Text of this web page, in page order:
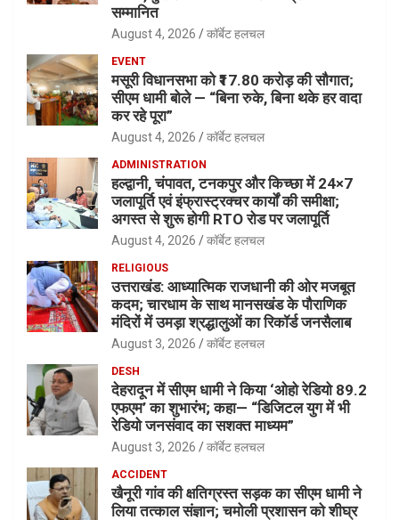
सम्मानित
August 4, 2026 कॉर्बेट हलचल
EVENT
मसूरी विधानसभा को ₹17.80 करोड़ की सौगात;
सीएम धामी बोले — “बिना रुके, बिना थके हर वादा
कर रहे पूरा”
August 4, 2026 कॉर्बेट हलचल
ADMINISTRATION
हल्द्वानी, चंपावत, टनकपुर और किच्छा में 24×7
जलापूर्ति एवं इंफ्रास्ट्रक्चर कार्यों की समीक्षा;
अगस्त से शुरू होगी RTO रोड पर जलापूर्ति
August 4, 2026 कॉर्बेट हलचल
RELIGIOUS
उत्तराखंड: आध्यात्मिक राजधानी की ओर मजबूत
कदम; चारधाम के साथ मानसखंड के पौराणिक
मंदिरों में उमड़ा श्रद्धालुओं का रिकॉर्ड जनसैलाब
August 3, 2026 कॉर्बेट हलचल
DESH
देहरादून में सीएम धामी ने किया ‘ओहो रेडियो 89.2
एफएम’ का शुभारंभ; कहा— “डिजिटल युग में भी
रेडियो जनसंवाद का सशक्त माध्यम”
August 3, 2026 कॉर्बेट हलचल
ACCIDENT
खैनूरी गांव की क्षतिग्रस्त सड़क का सीएम धामी ने
लिया तत्काल संज्ञान; चमोली प्रशासन को शीघ्र